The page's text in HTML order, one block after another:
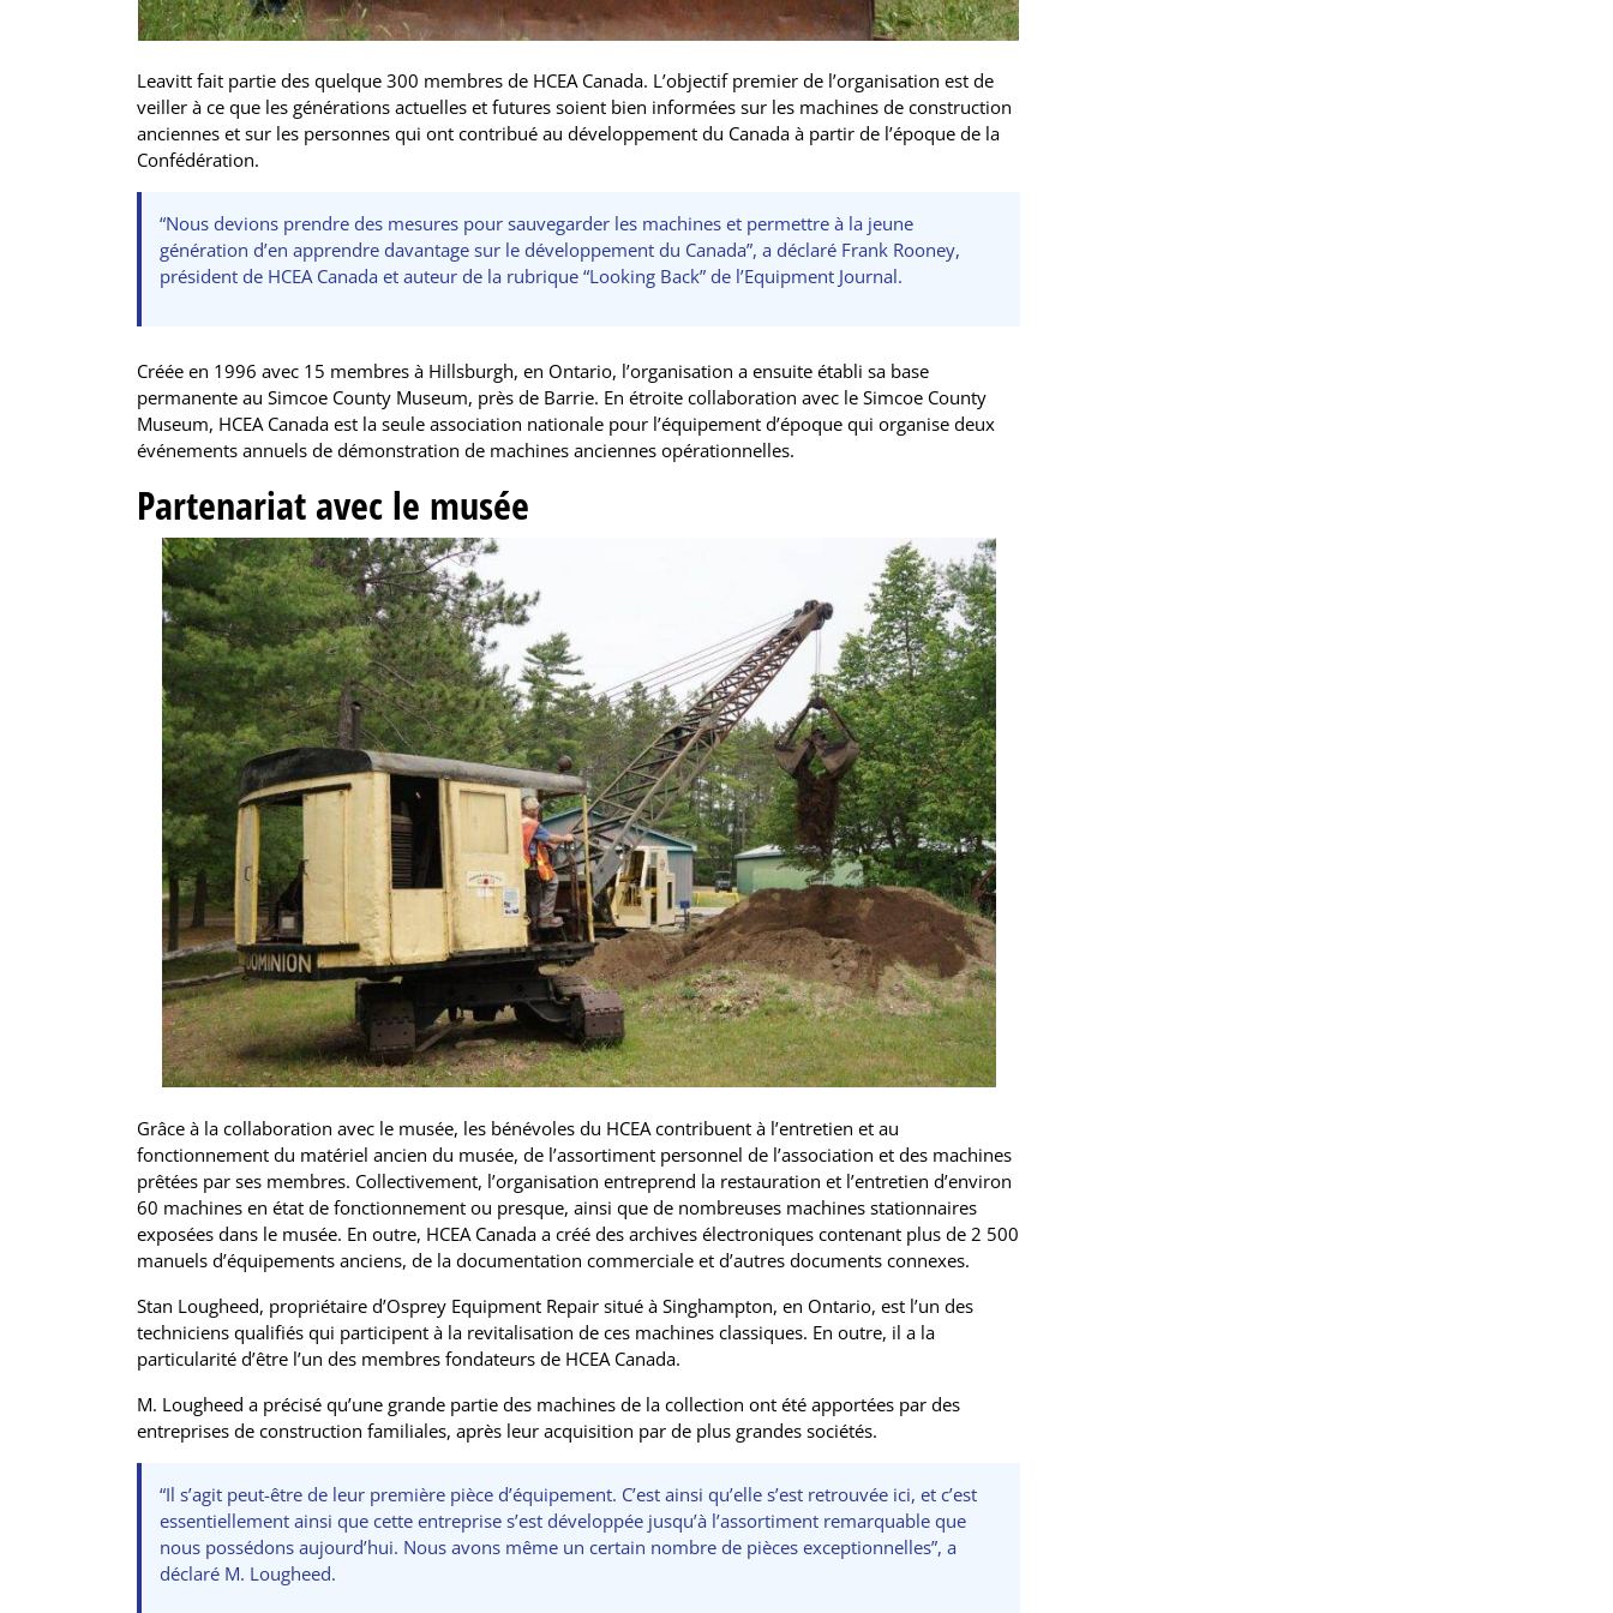
Leavitt fait partie des quelque 300 membres de HCEA Canada. L’objectif premier de l’organisation est de
veiller à ce que les générations actuelles et futures soient bien informées sur les machines de construction
anciennes et sur les personnes qui ont contribué au développement du Canada à partir de l’époque de la
Confédération.
“Nous devions prendre des mesures pour sauvegarder les machines et permettre à la jeune
génération d’en apprendre davantage sur le développement du Canada”, a déclaré Frank Rooney,
président de HCEA Canada et auteur de la rubrique “Looking Back” de l’Equipment Journal.
Créée en 1996 avec 15 membres à Hillsburgh, en Ontario, l’organisation a ensuite établi sa base
permanente au Simcoe County Museum, près de Barrie. En étroite collaboration avec le Simcoe County
Museum, HCEA Canada est la seule association nationale pour l’équipement d’époque qui organise deux
événements annuels de démonstration de machines anciennes opérationnelles.
Partenariat avec le musée
Grâce à la collaboration avec le musée, les bénévoles du HCEA contribuent à l’entretien et au
fonctionnement du matériel ancien du musée, de l’assortiment personnel de l’association et des machines
prêtées par ses membres. Collectivement, l’organisation entreprend la restauration et l’entretien d’environ
60 machines en état de fonctionnement ou presque, ainsi que de nombreuses machines stationnaires
exposées dans le musée. En outre, HCEA Canada a créé des archives électroniques contenant plus de 2 500
manuels d’équipements anciens, de la documentation commerciale et d’autres documents connexes.
Stan Lougheed, propriétaire d’Osprey Equipment Repair situé à Singhampton, en Ontario, est l’un des
techniciens qualifiés qui participent à la revitalisation de ces machines classiques. En outre, il a la
particularité d’être l’un des membres fondateurs de HCEA Canada.
M. Lougheed a précisé qu’une grande partie des machines de la collection ont été apportées par des
entreprises de construction familiales, après leur acquisition par de plus grandes sociétés.
“Il s’agit peut-être de leur première pièce d’équipement. C’est ainsi qu’elle s’est retrouvée ici, et c’est
essentiellement ainsi que cette entreprise s’est développée jusqu’à l’assortiment remarquable que
nous possédons aujourd’hui. Nous avons même un certain nombre de pièces exceptionnelles”, a
déclaré M. Lougheed.